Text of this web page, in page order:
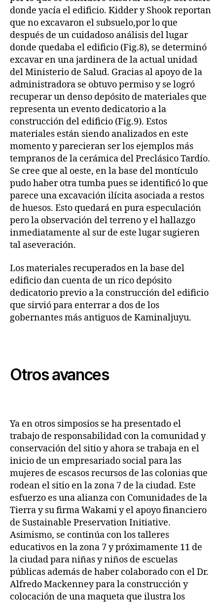
donde yacía el edificio. Kidder y Shook reportan
que no excavaron el subsuelo,por lo que
después de un cuidadoso análisis del lugar
donde quedaba el edificio (Fig.8), se determinó
excavar en una jardinera de la actual unidad
del Ministerio de Salud. Gracias al apoyo de la
administradora se obtuvo permiso y se logró
recuperar un denso depósito de materiales que
representa un evento dedicatorio a la
construcción del edificio (Fig.9). Estos
materiales están siendo analizados en este
momento y parecieran ser los ejemplos más
tempranos de la cerámica del Preclásico Tardío.
Se cree que al oeste, en la base del montículo
pudo haber otra tumba pues se identificó lo que
parece una excavación ilícita asociada a restos
de huesos. Esto quedará en pura especulación
pero la observación del terreno y el hallazgo
inmediatamente al sur de este lugar sugieren
tal aseveración.
Los materiales recuperados en la base del
edificio dan cuenta de un rico depósito
dedicatorio previo a la construcción del edificio
que sirvió para enterrar a dos de los
gobernantes más antiguos de Kaminaljuyu.
Otros avances
Ya en otros simposios se ha presentado el
trabajo de responsabilidad con la comunidad y
conservación del sitio y ahora se trabaja en el
inicio de un empresariado social para las
mujeres de escasos recursos de las colonias que
rodean el sitio en la zona 7 de la ciudad. Este
esfuerzo es una alianza con Comunidades de la
Tierra y su firma Wakami y el apoyo financiero
de Sustainable Preservation Initiative.
Asimismo, se continúa con los talleres
educativos en la zona 7 y próximamente 11 de
la ciudad para niñas y niños de escuelas
públicas además de haber colaborado con el Dr.
Alfredo Mackenney para la construcción y
colocación de una maqueta que ilustra los